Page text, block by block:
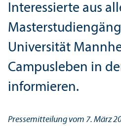
Interessierte aus
Universität
Campusleben in
informieren.
Pressemitteilung vom 7. März